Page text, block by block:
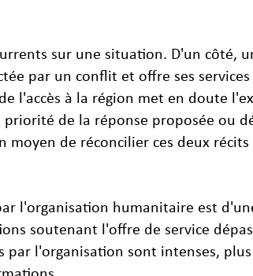
sur une situation. D'un côté,
par un conflit et offre ses
l'accès à la région met en doute
de la réponse proposée ou
de réconcilier ces deux
l'organisation humanitaire est
soutenant l'offre de service
par l'organisation sont intenses,